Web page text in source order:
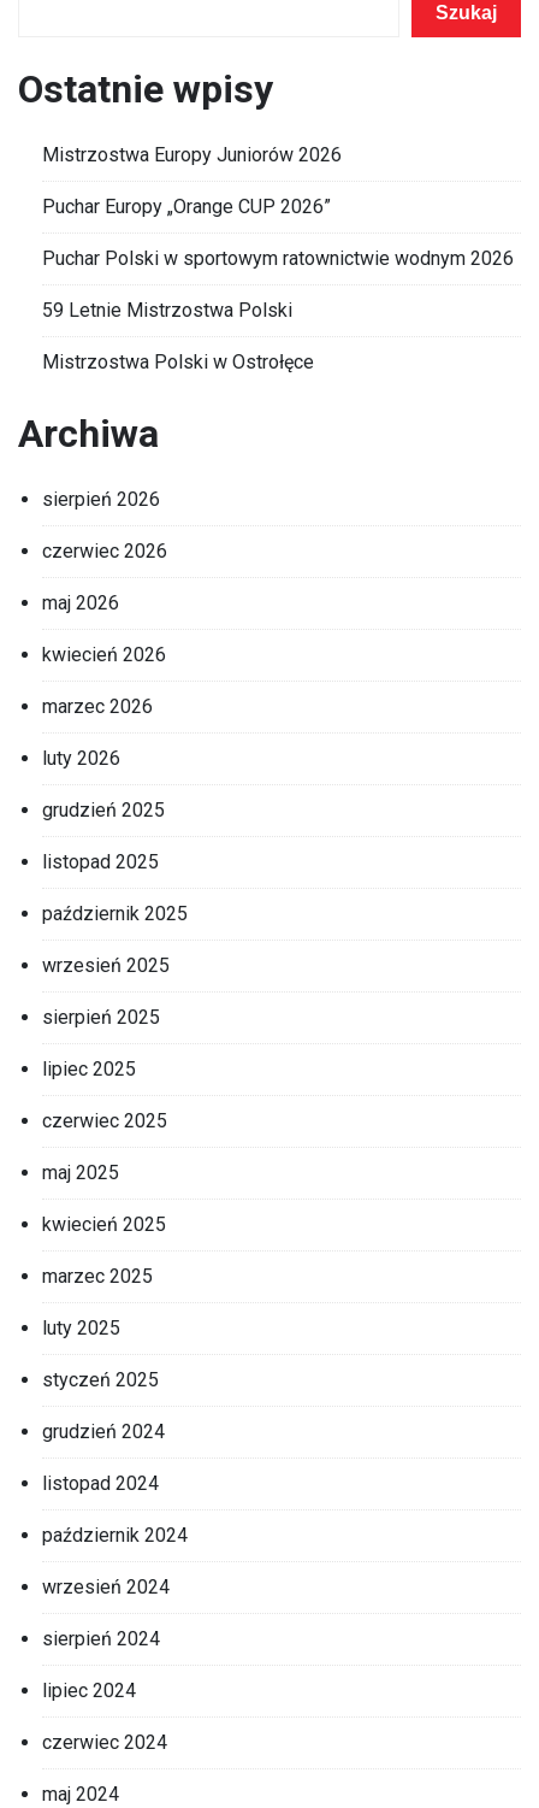
Szukaj
Ostatnie wpisy
Mistrzostwa Europy Juniorów 2026
Puchar Europy „Orange CUP 2026”
Puchar Polski w sportowym ratownictwie wodnym 2026
59 Letnie Mistrzostwa Polski
Mistrzostwa Polski w Ostrołęce
Archiwa
sierpień 2026
czerwiec 2026
maj 2026
kwiecień 2026
marzec 2026
luty 2026
grudzień 2025
listopad 2025
październik 2025
wrzesień 2025
sierpień 2025
lipiec 2025
czerwiec 2025
maj 2025
kwiecień 2025
marzec 2025
luty 2025
styczeń 2025
grudzień 2024
listopad 2024
październik 2024
wrzesień 2024
sierpień 2024
lipiec 2024
czerwiec 2024
maj 2024